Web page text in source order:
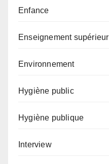
Enfance
Enseignement supérieur
Environnement
Hygiène public
Hygiène publique
Interview